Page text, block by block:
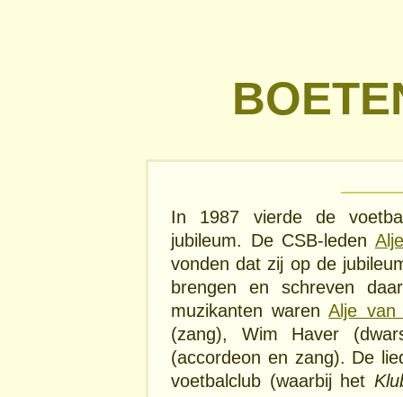
In 1987 vierde de
jubileum. De CSB-leden
vonden dat zij op de
brengen en schreven
muzikanten warenAlje van
(zang), Wim Haver
(accordeon en zang). De
voetbalclub (waarbij het